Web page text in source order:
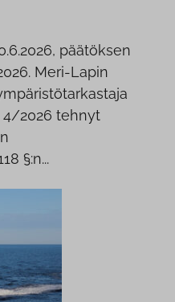
päätöksen
Meri-Lapin
4/2026 tehnyt
§:n...